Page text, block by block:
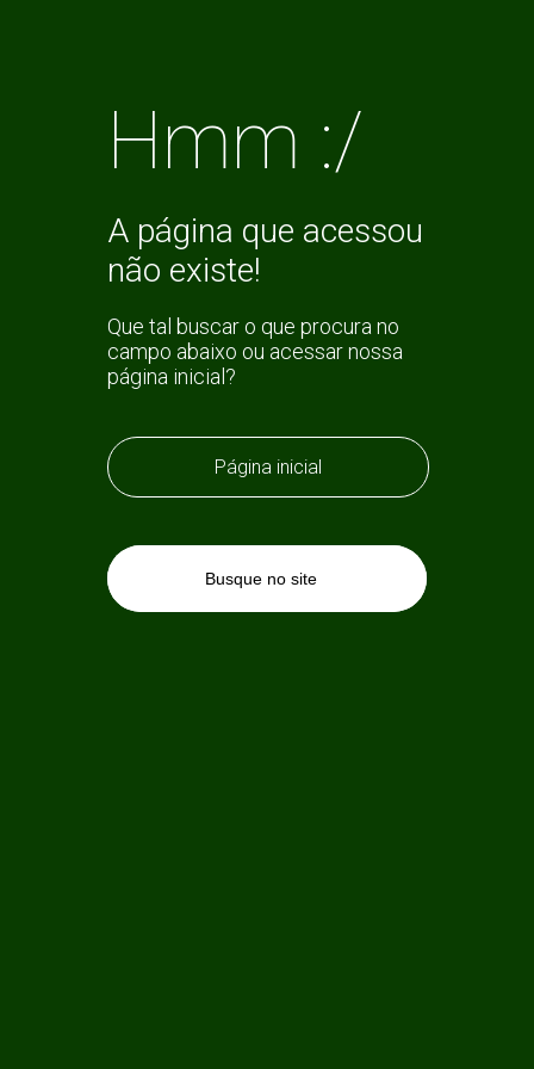
Hmm :/
A página que acessou
não existe!
Que tal buscar o que procura no
campo abaixo ou acessar nossa
página inicial?
Página inicial